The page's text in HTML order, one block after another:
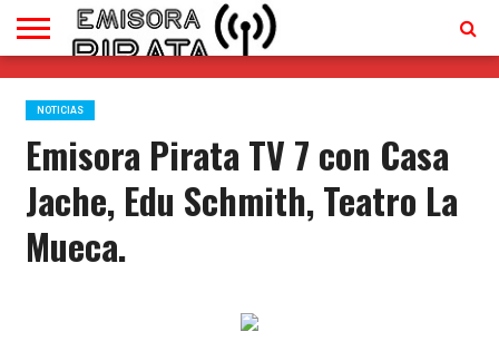
TV
EN
VIVO
CONTACTO
NOTICIAS
Emisora Pirata TV 7 con Casa
Jache, Edu Schmith, Teatro La
Mueca.